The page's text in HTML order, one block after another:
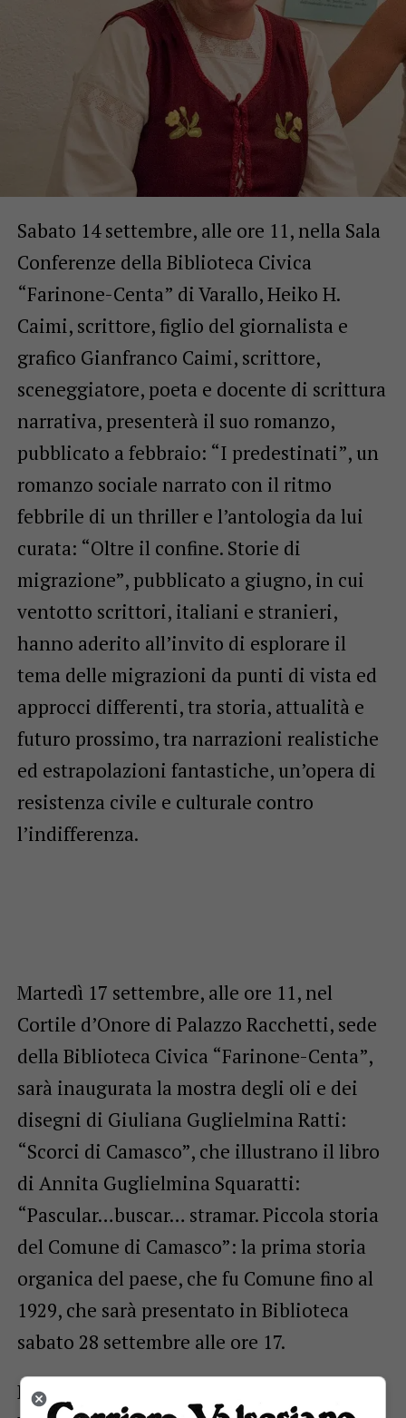
Sabato 14 settembre, alle ore 11, nella Sala
Conferenze della Biblioteca Civica
“Farinone-Centa” di Varallo, Heiko H.
Caimi, scrittore, figlio del giornalista e
grafico Gianfranco Caimi, scrittore,
sceneggiatore, poeta e docente di scrittura
narrativa, presenterà il suo romanzo,
pubblicato a febbraio: “I predestinati”, un
romanzo sociale narrato con il ritmo
febbrile di un thriller e l’antologia da lui
curata: “Oltre il confine. Storie di
migrazione”, pubblicato a giugno, in cui
ventotto scrittori, italiani e stranieri,
hanno aderito all’invito di esplorare il
tema delle migrazioni da punti di vista ed
approcci differenti, tra storia, attualità e
futuro prossimo, tra narrazioni realistiche
ed estrapolazioni fantastiche, un’opera di
resistenza civile e culturale contro
l’indifferenza.
Martedì 17 settembre, alle ore 11, nel
Cortile d’Onore di Palazzo Racchetti, sede
della Biblioteca Civica “Farinone-Centa”,
sarà inaugurata la mostra degli oli e dei
disegni di Giuliana Guglielmina Ratti:
“Scorci di Camasco”, che illustrano il libro
di Annita Guglielmina Squaratti:
“Pascular…buscar… stramar. Piccola storia
del Comune di Camasco”: la prima storia
organica del paese, che fu Comune fino al
1929, che sarà presentato in Biblioteca
sabato 28 settembre alle ore 17.
La bisnonna di Giuliana era figlia di un